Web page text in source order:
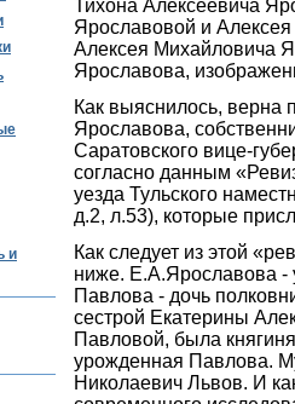
Тихона Алексеевича
Ярославовой и Алексея
Алексея Михайловича
Ярославова,
Как выяснилось, верна
Ярославова,
Саратовского вице-
согласно данным
уезда Тульского
д.2, л.53), которые
Как следует из этой
ниже. Е.А.Ярославова -
Павлова - дочь
сестрой Екатерины
Павловой, была
урожденная Павлова.
Николаевич Львов. И
и